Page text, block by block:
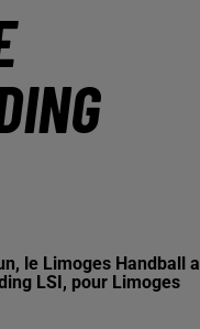
le Limoges Handball a
LSI, pour Limoges